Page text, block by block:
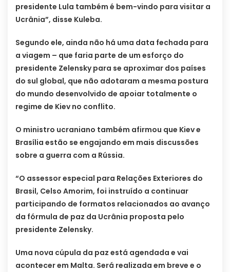
presidente Lula também é bem-vindo para visitar a
Ucrânia”, disse Kuleba.
Segundo ele, ainda não há uma data fechada para
a viagem – que faria parte de um esforço do
presidente Zelensky para se aproximar dos países
do sul global, que não adotaram a mesma postura
do mundo desenvolvido de apoiar totalmente o
regime de Kiev no conflito.
O ministro ucraniano também afirmou que Kiev e
Brasília estão se engajando em mais discussões
sobre a guerra com a Rússia.
“O assessor especial para Relações Exteriores do
Brasil, Celso Amorim, foi instruído a continuar
participando de formatos relacionados ao avanço
da fórmula de paz da Ucrânia proposta pelo
presidente Zelensky.
Uma nova cúpula da paz está agendada e vai
acontecer em Malta. Será realizada em breve e o